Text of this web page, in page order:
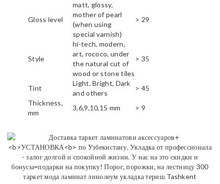
Gloss level
matt, glossy,
mother of pearl
(when using
special varnish)
> 29
Style
hi-tech, modern,
art, rococo, under
the natural cut of
wood or stone tiles
> 35
Tint
Light, Bright, Dark
and others
> 45
Thickness,
mm
3,6,9,10,15 mm > 9